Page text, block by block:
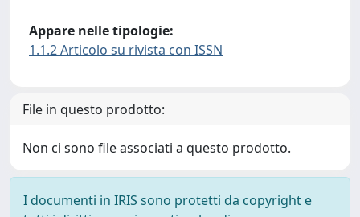
Appare nelle tipologie:
1.1.2 Articolo su rivista con ISSN
File in questo prodotto:
Non ci sono file associati a questo prodotto.
I documenti in IRIS sono protetti da copyright e